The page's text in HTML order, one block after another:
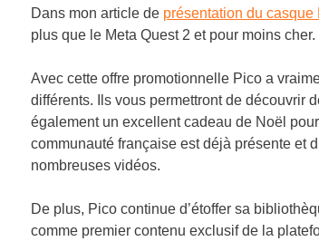
Dans mon article de présentation du casque
plus que le Meta Quest 2 et pour moins
Avec cette offre promotionnelle Pico a
différents. Ils vous permettront de découvrir
également un excellent cadeau de Noël
communauté française est déjà présente et
nombreuses vidéos.
De plus, Pico continue d’étoffer sa
comme premier contenu exclusif de la